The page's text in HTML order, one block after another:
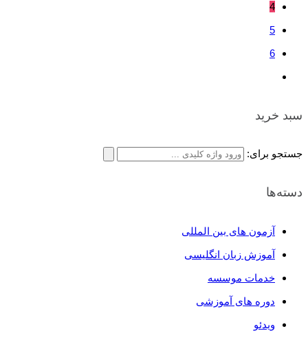
4
5
6
سبد خرید
جستجو برای:
دسته‌ها
آزمون های بین المللی
آموزش زبان انگلیسی
خدمات موسسه
دوره های آموزشی
ویدئو